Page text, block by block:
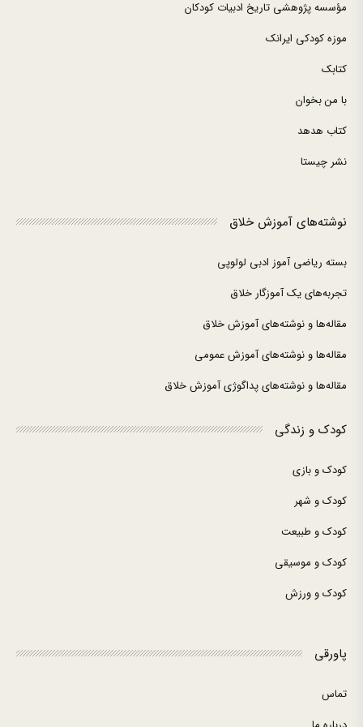
مؤسسه پژوهشی تاریخ ادبیات کودکان
موزه کودکی ایرانک
کتابک
با من بخوان
کتاب هدهد
نشر چیستا
نوشته‌های آموزش خلاق
بسته ریاضی آموز ادبی لولوپی
تجربه‌های یک آموزگار خلاق
مقاله‌ها و نوشته‌های آموزش خلاق
مقاله‌ها و نوشته‌های آموزش عمومی
مقاله‌ها و نوشته‌های پداگوژی آموزش خلاق
کودک و زندگی
کودک و بازی
کودک و شهر
کودک و طبیعت
کودک و موسیقی
کودک و ورزش
پاورقی
تماس